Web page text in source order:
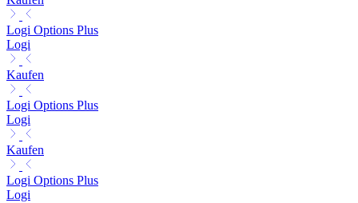
Logi Options Plus
Logi
Kaufen
Logi Options Plus
Logi
Kaufen
Logi Options Plus
Logi